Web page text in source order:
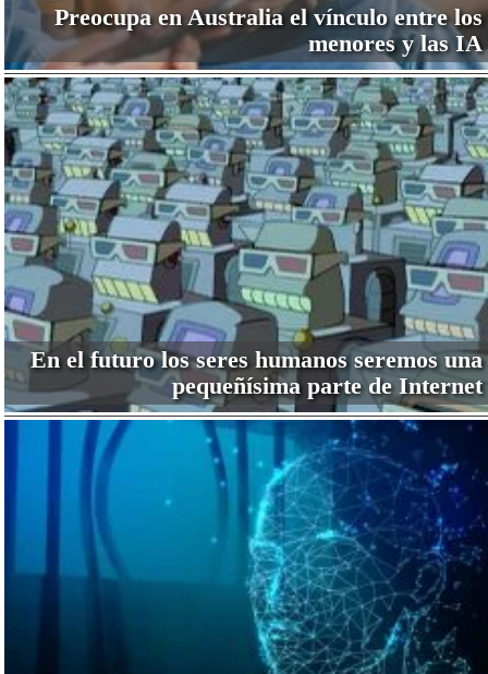
Preocupa en Australia el vínculo entre los
menores y las IA
En el futuro los seres humanos seremos una
pequeñísima parte de Internet